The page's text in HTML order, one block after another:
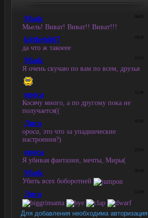
Для добавления необходима авторизация